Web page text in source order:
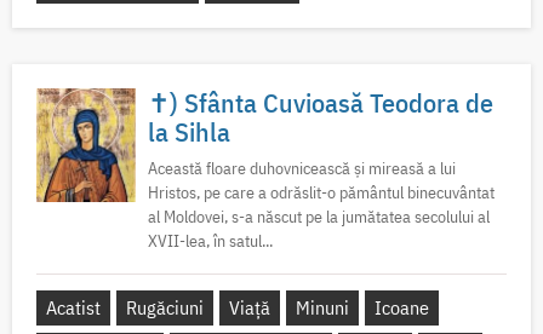
✝) Sfânta Cuvioasă Teodora de
la Sihla
Această floare duhovnicească și mireasă a lui
Hristos, pe care a odrăslit-o pământul binecuvântat
al Moldovei, s-a născut pe la jumătatea secolului al
XVII-lea, în satul...
Acatist Rugăciuni Viață Minuni
Icoane